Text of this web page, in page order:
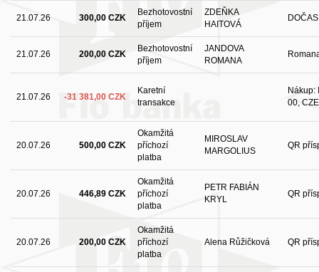
21.07.26 300,00 CZK
Bezhotovostní
příjem
ZDEŇKA
HAITOVÁ
21.07.26 200,00 CZK
Bezhotovostní
příjem
JANDOVA
ROMANA
21.07.26 -31 381,00 CZK
Karetní
transakce
Nákup:
00,
20.07.26 500,00 CZK
Okamžitá
příchozí
platba
MIROSLAV
MARGOLIUS
QR
20.07.26 446,89 CZK
Okamžitá
příchozí
platba
PETR FABIÁN
KRYL
QR
20.07.26 200,00 CZK
Okamžitá
příchozí
platba
Alena Růžičková QR